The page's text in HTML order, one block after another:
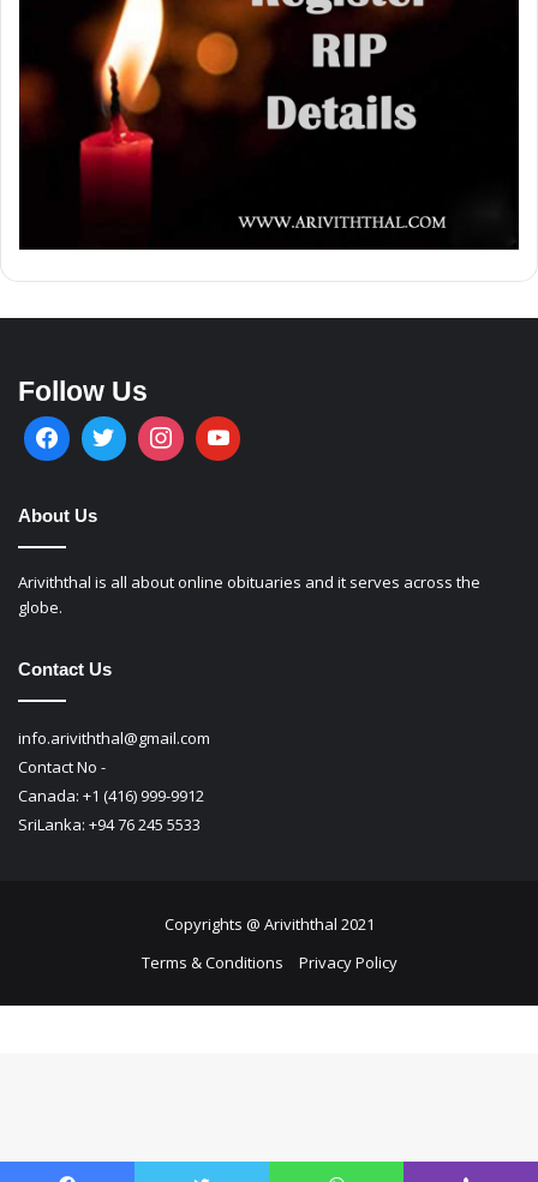
Follow Us
About Us
Ariviththal is all about online obituaries and it serves across the
globe.
Contact Us
info.ariviththal@gmail.com
Contact No -
Canada: +1 (416) 999-9912
SriLanka: +94 76 245 5533
Copyrights @ Ariviththal 2021
Terms & Conditions
Privacy Policy